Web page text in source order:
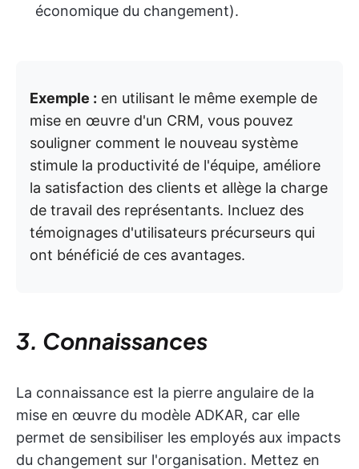
économique du changement).
Exemple : en utilisant le même exemple de
mise en œuvre d'un CRM, vous pouvez
souligner comment le nouveau système
stimule la productivité de l'équipe, améliore
la satisfaction des clients et allège la charge
de travail des représentants. Incluez des
témoignages d'utilisateurs précurseurs qui
ont bénéficié de ces avantages.
3. Connaissances
La connaissance est la pierre angulaire de la
mise en œuvre du modèle ADKAR, car elle
permet de sensibiliser les employés aux impacts
du changement sur l'organisation. Mettez en